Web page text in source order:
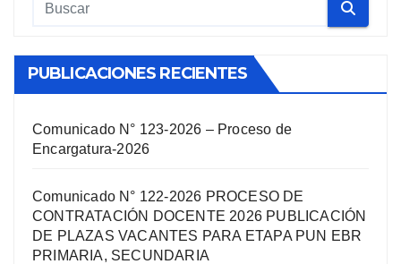
PUBLICACIONES RECIENTES
Comunicado N° 123-2026 – Proceso de
Encargatura-2026
Comunicado N° 122-2026 PROCESO DE
CONTRATACIÓN DOCENTE 2026 PUBLICACIÓN
DE PLAZAS VACANTES PARA ETAPA PUN EBR
PRIMARIA, SECUNDARIA